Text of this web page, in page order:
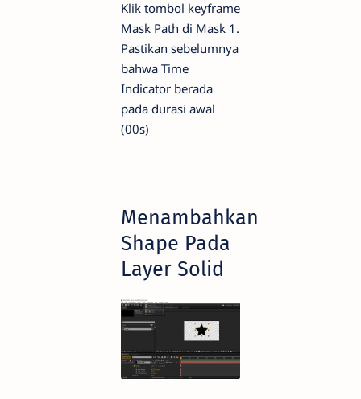
Klik tombol keyframe
Mask Path di Mask 1.
Pastikan sebelumnya
bahwa Time
Indicator berada
pada durasi awal
(00s)
Menambahkan
Shape Pada
Layer Solid